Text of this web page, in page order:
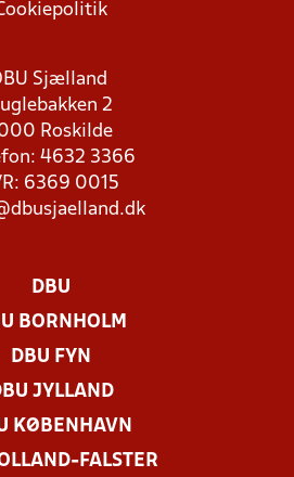
Sjælland
2
Roskilde
4632 3366
6369 0015
DBU
BORNHOLM
DBU FYN
JYLLAND
KØBENHAVN
FALSTER